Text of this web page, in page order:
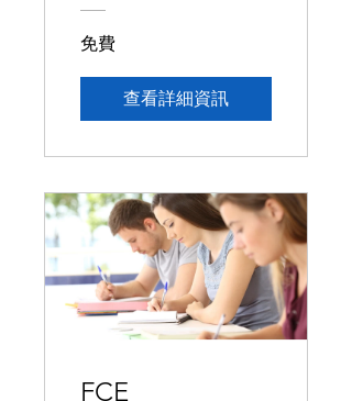
免費
查看詳細資訊
FCE